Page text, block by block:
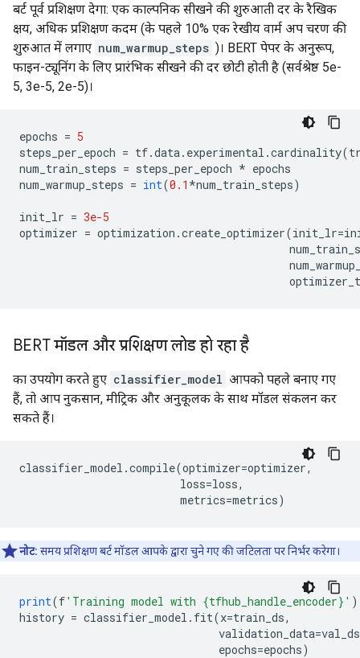
बर्ट पूर्व प्रशिक्षण देगा: एक काल्पनिक सीखने की शुरुआती दर के रैखिक
क्षय, अधिक प्रशिक्षण कदम (के पहले 10% एक रेखीय वार्म अप चरण की
शुरुआत में लगाए num_warmup_steps )। BERT पेपर के अनुरूप,
फाइन-ट्यूनिंग के लिए प्रारंभिक सीखने की दर छोटी होती है (सर्वश्रेष्ठ 5e-
5, 3e-5, 2e-5)।
epochs = 5
steps_per_epoch = tf.data. experimental .cardinality(
num_train_steps = steps_per_epoch * epochs
num_warmup_steps = int(0.1 *num_train_steps)
init_lr = 3e-5
optimizer = optimization .create_optimizer(init_lr=
BERT मॉडल और प्रशिक्षण लोड हो रहा है
का उपयोग करते हुए classifier_model आपको पहले बनाए गए
हैं, तो आप नुकसान, मीट्रिक और अनुकूलक के साथ मॉडल संकलन कर
सकते हैं।
classifier_model .compile(optimizer=optimizer,
loss=loss,
metrics=metrics)
नोट: समय प्रशिक्षण बर्ट मॉडल आपके द्वारा चुने गए की जटिलता पर निर्भर करेगा।
print(f'Training model with {tfhub_handle_encoder}' )
history = classifier_model . fit(x=train_ds,
validation_data=val_ds
epochs=epochs)